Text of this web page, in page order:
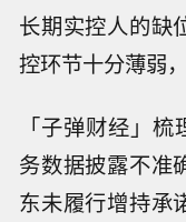
长期实控人的缺
控环节十分薄弱
「子弹财经」
务数据披露不准
东未履行增持承